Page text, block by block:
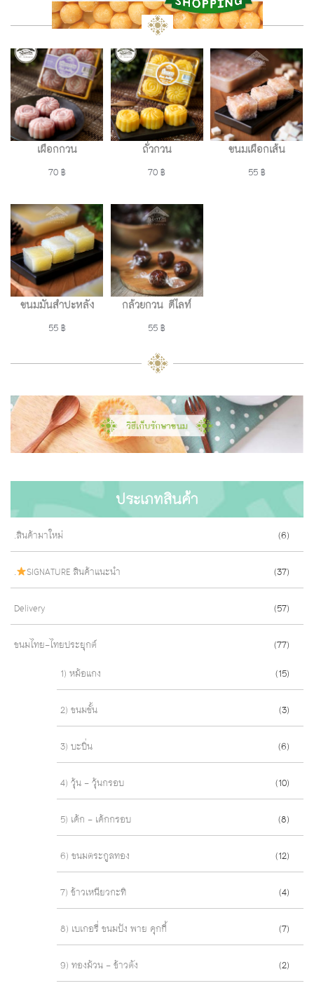
เผือกกวน
70 ฿
ถั่วกวน
70 ฿
ขนมเผือกเส้น
55 ฿
ขนมมันสำปะหลัง
55 ฿
กล้วยกวน ดีไลท์
55 ฿
ประเภทสินค้า
.สินค้ามาใหม่ (6)
. SIGNATURE สินค้าแนะนำ (37)
Delivery (57)
ขนมไทย-ไทยประยุกต์
(77)
1) หม้อแกง
(15)
2) ขนมชั้น (3)
3) บะบิ่น (6)
4) วุ้น - วุ้นกรอบ (10)
5) เค้ก - เค้กกรอบ (8)
6) ขนมตระกูลทอง (12)
7) ข้าวเหนียวกะทิ (4)
8) เบเกอรี่ ขนมปัง พาย คุกกี้ (7)
9) ทองม้วน - ข้าวตัง (2)